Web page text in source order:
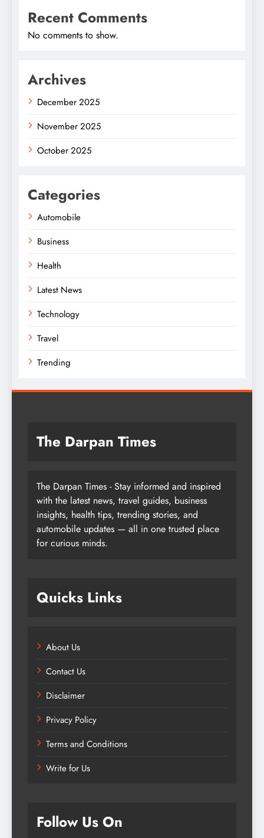
Recent Comments
No comments to show.
Archives
December 2025
November 2025
October 2025
Categories
Automobile
Business
Health
Latest News
Technology
Travel
Trending
The Darpan Times
The Darpan Times - Stay informed and inspired
with the latest news, travel guides, business
insights, health tips, trending stories, and
automobile updates — all in one trusted place
for curious minds.
Quicks Links
About Us
Contact Us
Disclaimer
Privacy Policy
Terms and Conditions
Write for Us
Follow Us On